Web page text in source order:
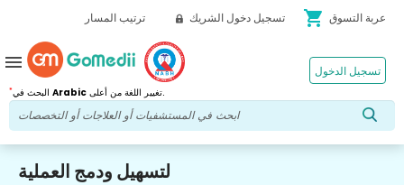
ترتيب المسار تسجيل دخول الشريك shopping_cart عربة التسوق
* Arabic تغيير اللغة من أعلى.
تسجيل الدخول menu
لتسهيل ودمج العملية